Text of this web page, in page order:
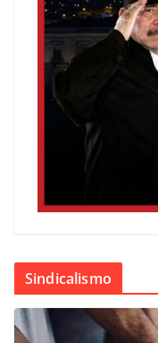
Sindicalismo